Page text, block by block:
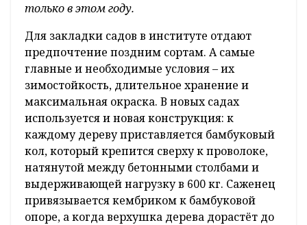
только в этом году.
Для закладки садов в институте отдают
предпочтение поздним сортам. А самые
главные и необходимые условия – их
зимостойкость, длительное хранение и
максимальная окраска. В новых садах
используется и новая конструкция: к
каждому дереву приставляется бамбуковый
кол, который крепится сверху к проволоке,
натянутой между бетонными столбами и
выдерживающей нагрузку в 600 кг. Саженец
привязывается кембриком к бамбуковой
опоре, а когда верхушка дерева дорастёт до